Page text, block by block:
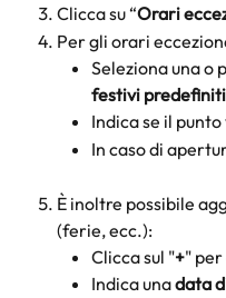
Clicca su “Orari
Per gli orari
Seleziona una o
festivi predefiniti
Indica se il
In caso di
È inoltre possibile
(ferie, ecc.):
Clicca sul "+"
Indica una data